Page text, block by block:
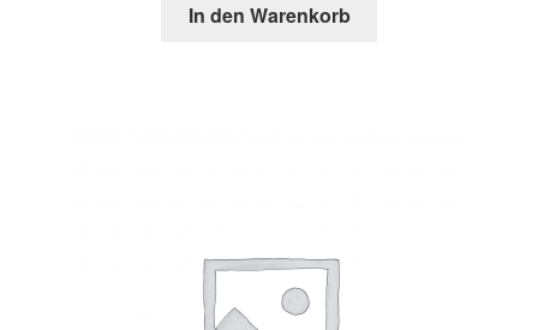
In den Warenkorb